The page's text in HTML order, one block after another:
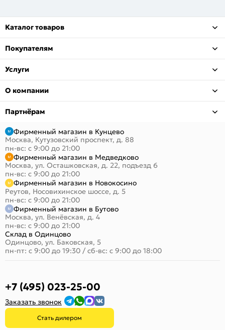
Каталог товаров
Покупателям
Услуги
О компании
Партнёрам
Фирменный магазин в Кунцево
Москва, Кутузовский проспект, д. 88
пн-вс: с 9:00 до 21:00
Фирменный магазин в Медведково
Москва, ул. Осташковская, д. 22, подъезд 6
пн-вс: с 9:00 до 21:00
Фирменный магазин в Новокосино
Реутов, Носовихинское шоссе, д. 5
пн-вс: с 9:00 до 21:00
Фирменный магазин в Бутово
Москва, ул. Венёвская, д. 4
пн-вс: с 9:00 до 21:00
Склад в Одинцово
Одинцово, ул. Баковская, 5
пн-пт: с 9:00 до 19:30 / сб-вс: с 9:00 до 18:00
+7 (495) 023-25-00
Заказать звонок
Стать дилером